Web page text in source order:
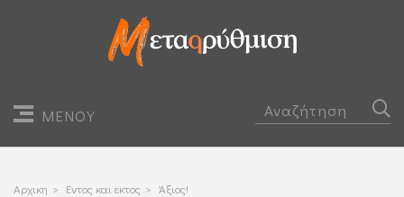
ΜΕΝΟΥ
Αρχικη > Εντος και εκτος > Άξιος!